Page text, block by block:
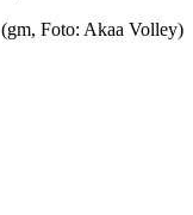
(gm, Foto: Akaa Volley)